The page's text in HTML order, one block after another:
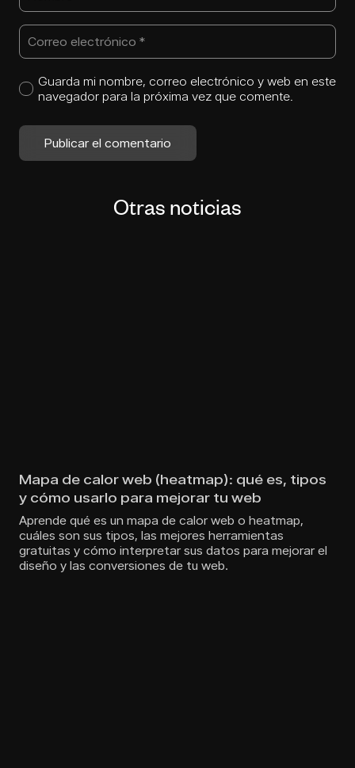
Guarda mi nombre, correo electrónico y web en este
navegador para la próxima vez que comente.
Publicar el comentario
Otras noticias
Mapa de calor web (heatmap): qué es, tipos
y cómo usarlo para mejorar tu web
Aprende qué es un mapa de calor web o heatmap,
cuáles son sus tipos, las mejores herramientas
gratuitas y cómo interpretar sus datos para mejorar el
diseño y las conversiones de tu web.